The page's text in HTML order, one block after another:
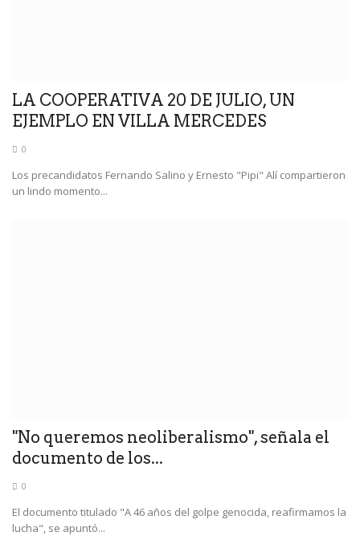
LA COOPERATIVA 20 DE JULIO, UN
EJEMPLO EN VILLA MERCEDES
0
Los precandidatos Fernando Salino y Ernesto "Pipi" Alí compartieron
un lindo momento...
"No queremos neoliberalismo", señala el
documento de los...
0
El documento titulado "A 46 años del golpe genocida, reafirmamos la
lucha", se apuntó...